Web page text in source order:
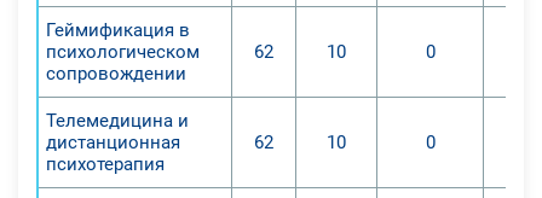
Геймификация в
психологическом
сопровождении
62 10 0
Телемедицина и
дистанционная
психотерапия
62 10 0